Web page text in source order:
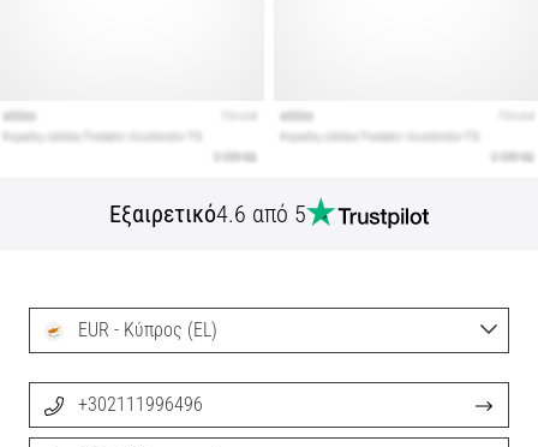
Εξαιρετικό4.6 από 5
EUR - Κύπρος (EL)
+302111996496